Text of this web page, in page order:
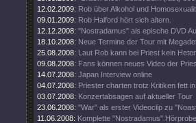
12.02.2009: Rob über Alkohol und
09.01.2009: Rob Halford hört sich altern.
12.12.2008: "Nostradamus" als epische DVD
18.10.2008: Neue Termine der Tour mit
25.08.2008: Laut Rob kann bei Priest kein
09.08.2008: Fans können neues Video der
14.07.2008: Japan Interview online
04.07.2008: Priester charten trotz Kritiken fett
03.07.2008: Konzertabsagen auf aktueller Tour
23.06.2008: "War" als erster Videoclip zu
11.06.2008: Komplette "Nostradamus"